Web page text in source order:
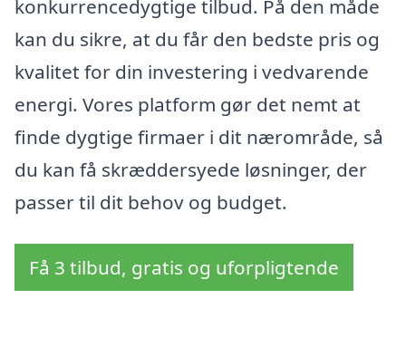
konkurrencedygtige tilbud. På den måde
kan du sikre, at du får den bedste pris og
kvalitet for din investering i vedvarende
energi. Vores platform gør det nemt at
finde dygtige firmaer i dit nærområde, så
du kan få skræddersyede løsninger, der
passer til dit behov og budget.
Få 3 tilbud, gratis og uforpligtende